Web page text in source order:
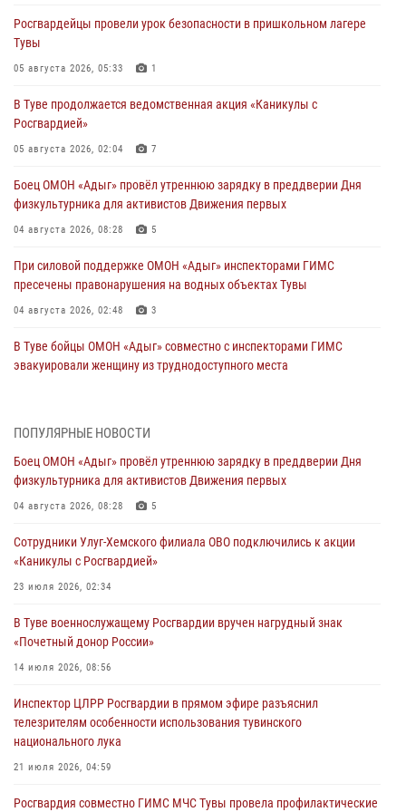
Росгвардейцы провели урок безопасности в пришкольном лагере
Тувы
05 августа 2026, 05:33 1
В Туве продолжается ведомственная акция «Каникулы с
Росгвардией»
05 августа 2026, 02:04 7
Боец ОМОН «Адыг» провёл утреннюю зарядку в преддверии Дня
физкультурника для активистов Движения первых
04 августа 2026, 08:28 5
При силовой поддержке ОМОН «Адыг» инспекторами ГИМС
пресечены правонарушения на водных объектах Тувы
04 августа 2026, 02:48 3
В Туве бойцы ОМОН «Адыг» совместно с инспекторами ГИМС
эвакуировали женщину из труднодоступного места
Росгвардия проверила организацию отдыха детей в детских
Сотрудники вневедомственной охраны приняли участие в акции
29 июля 2026, 09:41
26 сигналов «Тревога» с автотранспортов отработали экипажи
29 июля 2026, 08:37 1
В Туве офицер Росгвардии подвела итоги юбилейного личного
28 июля 2026, 07:48
ПОПУЛЯРНЫЕ НОВОСТИ
Боец ОМОН «Адыг» провёл утреннюю зарядку в преддверии Дня
физкультурника для активистов Движения первых
04 августа 2026, 08:28 5
Сотрудники Улуг-Хемского филиала ОВО подключились к акции
«Каникулы с Росгвардией»
23 июля 2026, 02:34
В Туве военнослужащему Росгвардии вручен нагрудный знак
«Почетный донор России»
14 июля 2026, 08:56
Инспектор ЦЛРР Росгвардии в прямом эфире разъяснил
телезрителям особенности использования тувинского
национального лука
21 июля 2026, 04:59
Росгвардия совместно ГИМС МЧС Тувы провела профилактические